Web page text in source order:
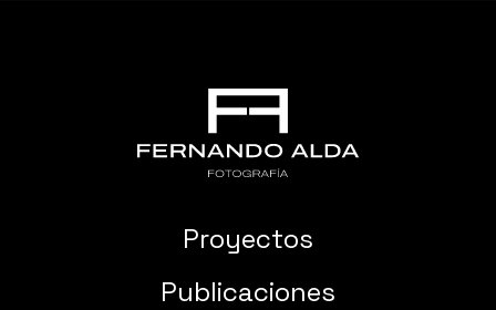
Proyectos
Publicaciones